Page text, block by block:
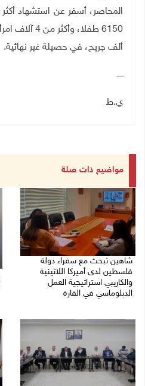
ألف جريح، في حصيلة غير نهائية.
ـــــ
ي.ط
مواضيع ذات صلة
شاهين تبحث مع سفراء دولة
فلسطين لدى أميركا اللاتينية
والكاريبي استراتيجية العمل
الدبلوماسي في القارة